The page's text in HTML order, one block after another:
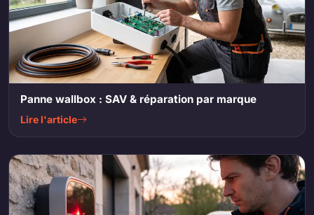
Panne wallbox : SAV & réparation par marque
Lire l'article